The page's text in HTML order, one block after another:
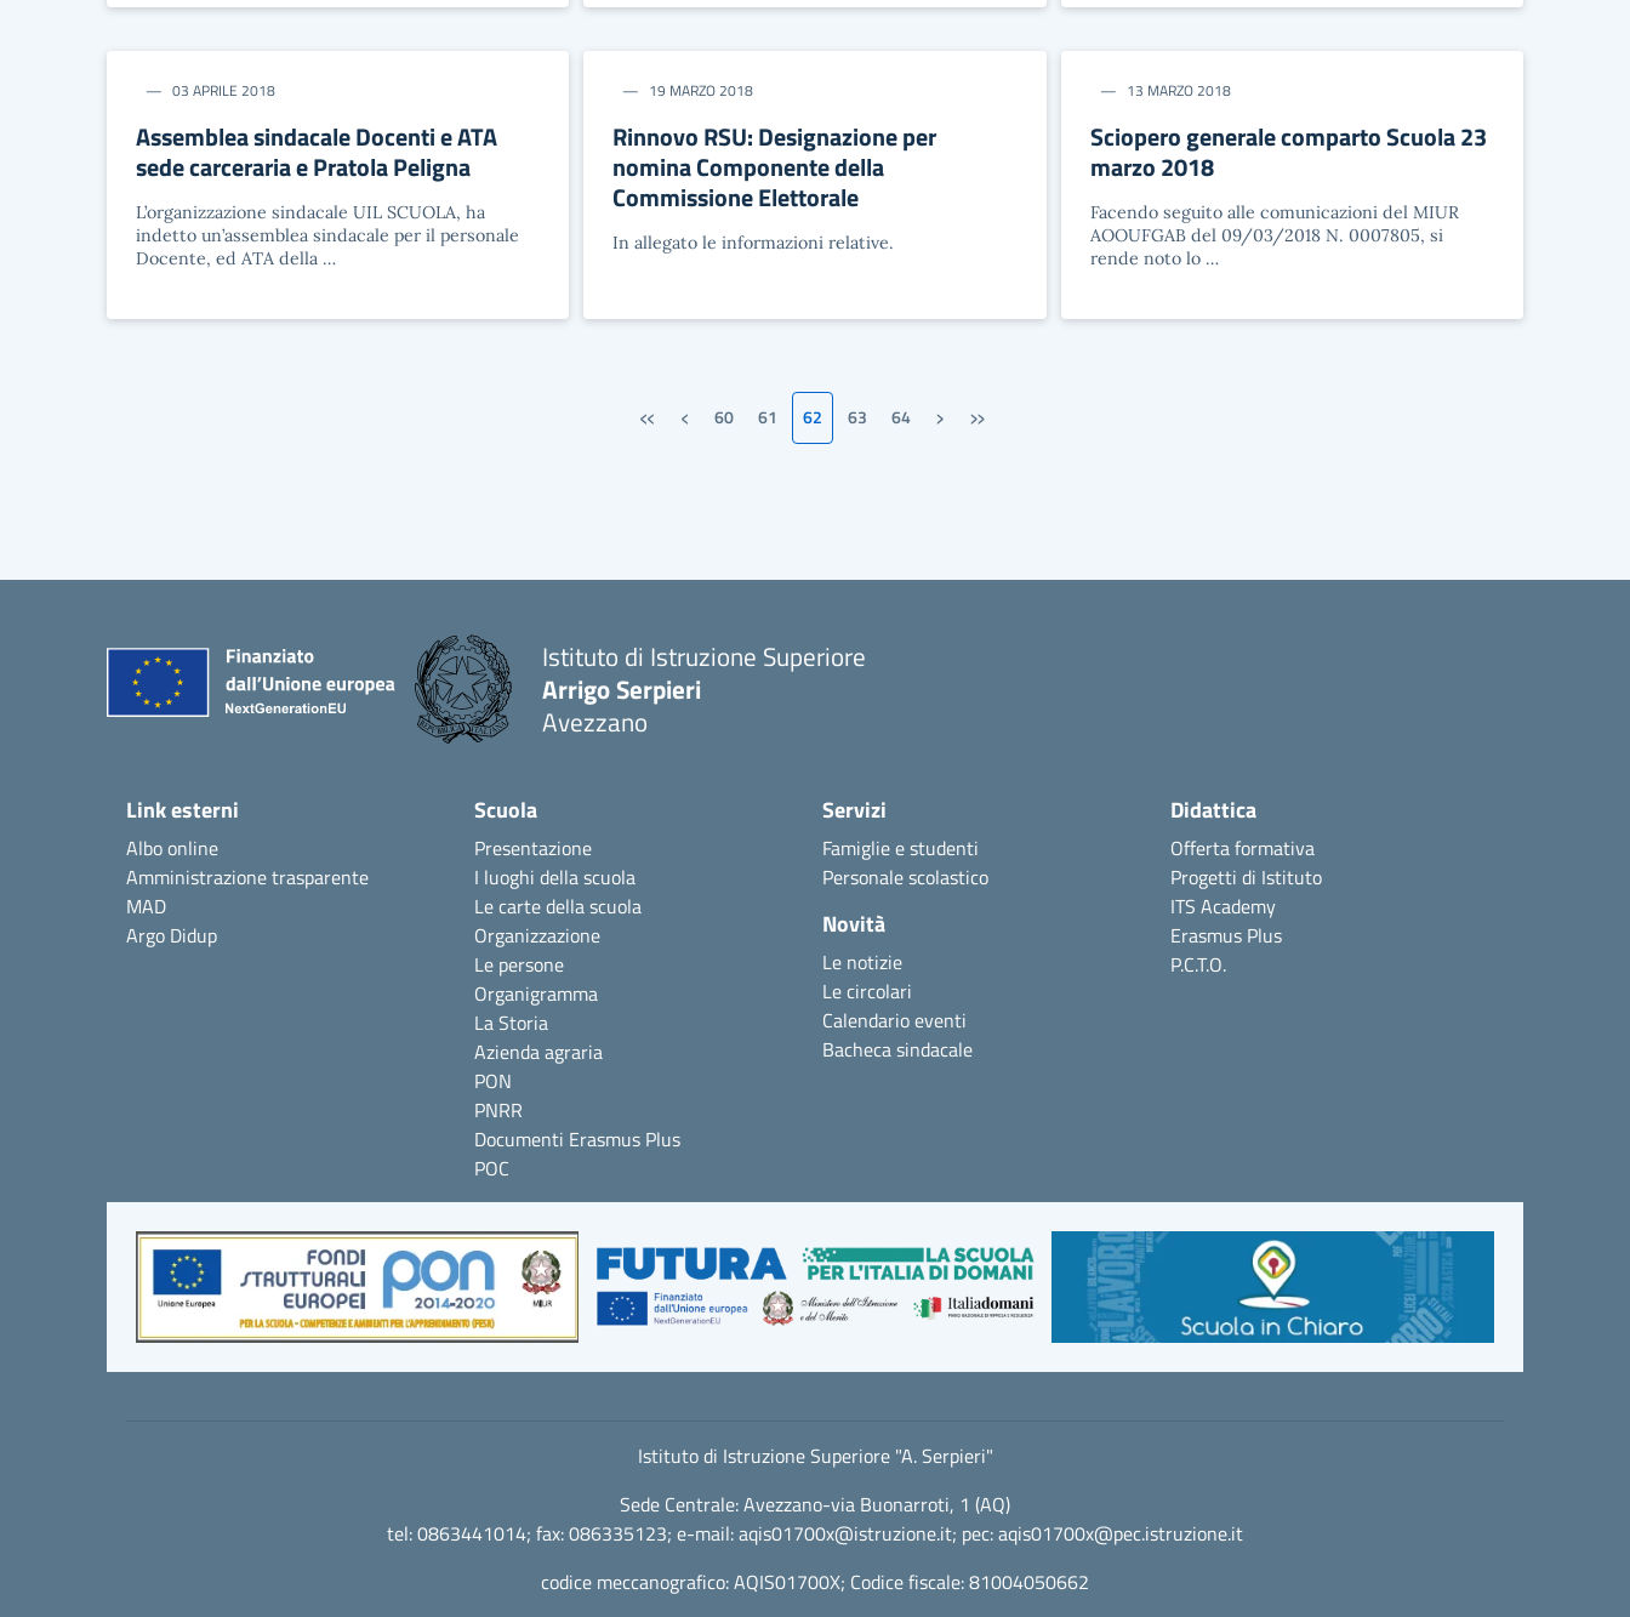
03 APRILE 2018
Assemblea sindacale Docenti e ATA
sede carceraria e Pratola Peligna
L’organizzazione sindacale UIL SCUOLA, ha
indetto un’assemblea sindacale per il personale
Docente, ed ATA della …
19 MARZO 2018
Rinnovo RSU: Designazione per
nomina Componente della
Commissione Elettorale
In allegato le informazioni relative.
13 MARZO 2018
Sciopero generale comparto Scuola 23
marzo 2018
Facendo seguito alle comunicazioni del MIUR
AOOUFGAB del 09/03/2018 N. 0007805, si
rende noto lo …
«Prima pagina
‹Pagina precedente
60 61 62 63 64 Pagina successiva
› Ultima pagina
»
Istituto di Istruzione Superiore
Arrigo Serpieri
Avezzano
Link esterni
Albo online
Amministrazione trasparente
MAD
Argo Didup
Scuola
Presentazione
I luoghi della scuola
Le carte della scuola
Organizzazione
Le persone
Organigramma
La Storia
Azienda agraria
PON
PNRR
Documenti Erasmus Plus
POC
Servizi
Famiglie e studenti
Personale scolastico
Novità
Le notizie
Le circolari
Calendario eventi
Bacheca sindacale
Didattica
Offerta formativa
Progetti di Istituto
ITS Academy
Erasmus Plus
P.C.T.O.
Istituto di Istruzione Superiore "A. Serpieri"
Sede Centrale: Avezzano-via Buonarroti, 1 (AQ)
tel: 0863441014; fax: 086335123; e-mail:aqis01700x@istruzione.it; pec:aqis01700x@pec.istruzione.it
codice meccanografico: AQIS01700X; Codice fiscale: 81004050662